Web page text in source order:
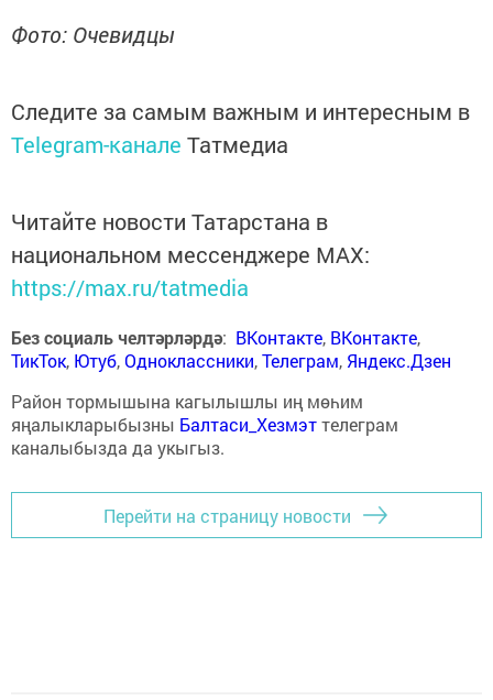
Фото: Очевидцы
Следите за самым важным и интересным в
Telegram-канале Татмедиа
Читайте новости Татарстана в
национальном мессенджере MАХ:
https://max.ru/tatmedia
Без социаль челтәрләрдә: ВКонтакте, ВКонтакте,
ТикТок, Ютуб,Одноклассники,Телеграм, Яндекс.Дзен
Район тормышына кагылышлы иң мөһим
яңалыкларыбызны Балтаси_Хезмэттелеграм
каналыбызда да укыгыз.
Перейти на страницу новости